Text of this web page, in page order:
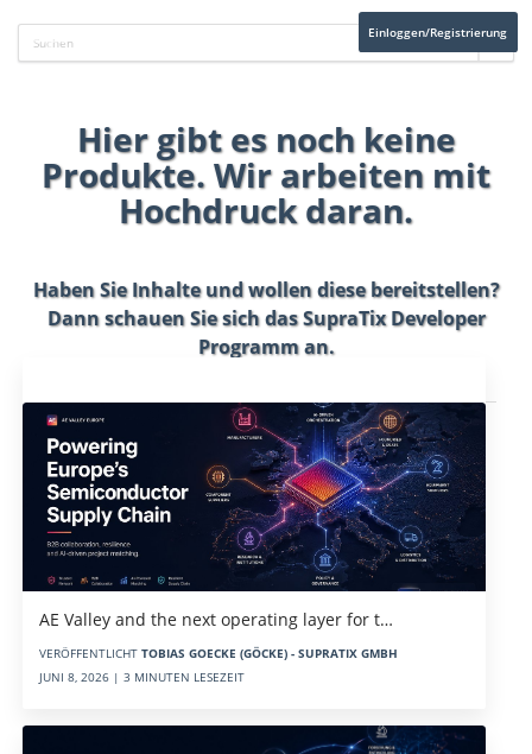
Einloggen/Registrierung
Hier gibt es noch keine
Produkte. Wir arbeiten mit
Hochdruck daran.
Haben Sie Inhalte und wollen diese bereitstellen?
Dann schauen Sie sich dasSupraTix Developer
Programman.
AE Valley and the next operating layer for t…
VERÖFFENTLICHT TOBIAS GOECKE (GÖCKE) - SUPRATIX GMBH
JUNI 8, 2026 | 3 MINUTEN LESEZEIT